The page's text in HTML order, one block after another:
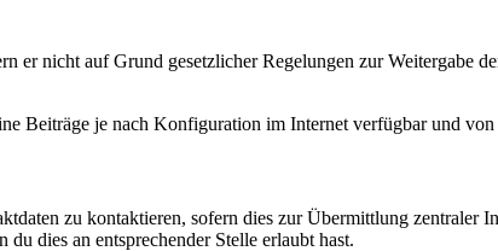
nicht auf Grund gesetzlicher Regelungen zur Weitergabe
Beiträge je nach Konfiguration im Internet verfügbar und
zu kontaktieren, sofern dies zur Übermittlung zentraler
dies an entsprechender Stelle erlaubt hast.